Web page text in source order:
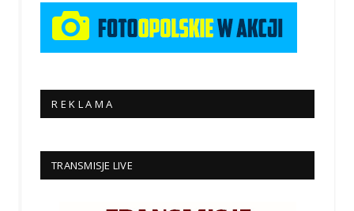
R E K L A M A
TRANSMISJE LIVE